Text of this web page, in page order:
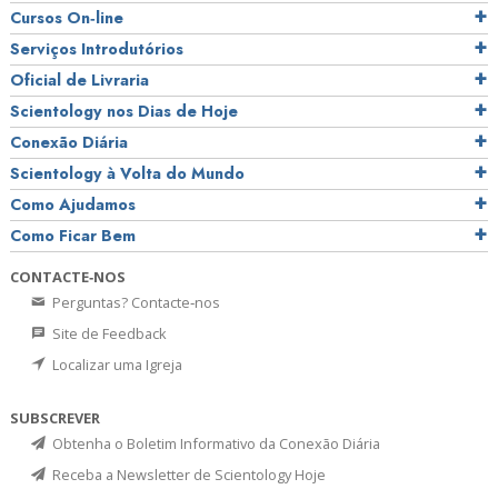
Cursos On‑line
Serviços Introdutórios
Oficial de Livraria
Scientology nos Dias de Hoje
Conexão Diária
Scientology à Volta do Mundo
Como Ajudamos
Como Ficar Bem
CONTACTE‑NOS
Perguntas? Contacte‑nos
Site de Feedback
Localizar uma Igreja
SUBSCREVER
Obtenha o Boletim Informativo da Conexão Diária
Receba a Newsletter de Scientology Hoje